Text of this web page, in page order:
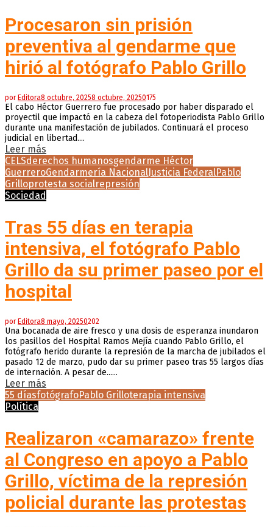
Procesaron sin prisión
preventiva al gendarme que
hirió al fotógrafo Pablo Grillo
porEditora8 octubre, 20258 octubre, 20250175
El cabo Héctor Guerrero fue procesado por haber disparado el
proyectil que impactó en la cabeza del fotoperiodista Pablo Grillo
durante una manifestación de jubilados. Continuará el proceso
judicial en libertad....
Leer más
CELSderechos humanosgendarme Héctor
GuerreroGendarmería NacionalJusticia FederalPablo
Grilloprotesta socialrepresión
Sociedad
Tras 55 días en terapia
intensiva, el fotógrafo Pablo
Grillo da su primer paseo por el
hospital
porEditora8 mayo, 20250202
Una bocanada de aire fresco y una dosis de esperanza inundaron
los pasillos del Hospital Ramos Mejía cuando Pablo Grillo, el
fotógrafo herido durante la represión de la marcha de jubilados el
pasado 12 de marzo, pudo dar su primer paseo tras 55 largos días
de internación. A pesar de......
Leer más
55 díasfotógrafoPablo Grilloterapia intensiva
Política
Realizaron «camarazo» frente
al Congreso en apoyo a Pablo
Grillo, víctima de la represión
policial durante las protestas